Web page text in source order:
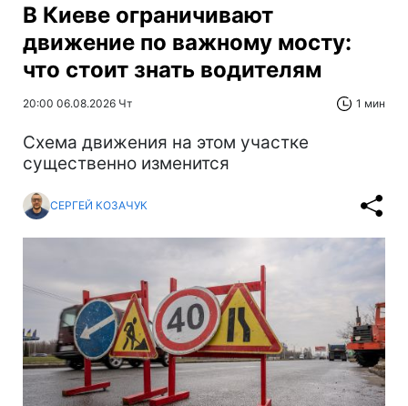
В Киеве ограничивают
движение по важному мосту:
что стоит знать водителям
20:00 06.08.2026 Чт 1 мин
Схема движения на этом участке
существенно изменится
СЕРГЕЙ КОЗАЧУК